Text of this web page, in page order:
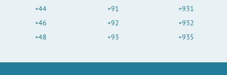
+44
+46
+48
+91
+92
+93
+931
+932
+935